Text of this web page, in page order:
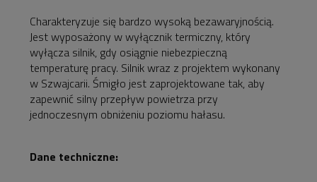
Charakteryzuje się bardzo wysoką bezawaryjnością.
Jest wyposażony w wyłącznik termiczny, który
wyłącza silnik, gdy osiągnie niebezpieczną
temperaturę pracy. Silnik wraz z projektem wykonany
w Szwajcarii. Śmigło jest zaprojektowane tak, aby
zapewnić silny przepływ powietrza przy
jednoczesnym obniżeniu poziomu hałasu.
Dane techniczne: